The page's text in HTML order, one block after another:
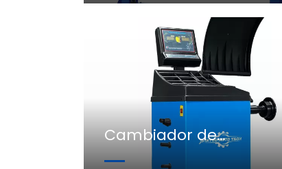
Cambiador de
neumáticos